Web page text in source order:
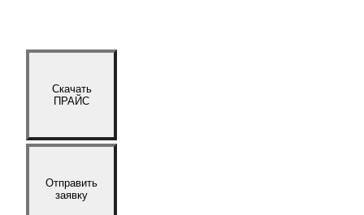
Скачать
ПРАЙС
Отправить
заявку